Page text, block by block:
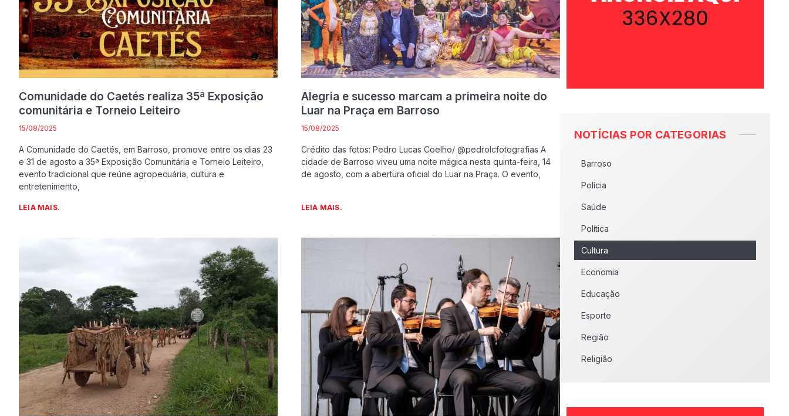
Comunidade do Caetés realiza 35ª Exposição
comunitária e Torneio Leiteiro
15/08/2025
A Comunidade do Caetés, em Barroso, promove entre os dias 23
e 31 de agosto a 35ª Exposição Comunitária e Torneio Leiteiro,
evento tradicional que reúne agropecuária, cultura e
entretenimento,
LEIA MAIS.
Alegria e sucesso marcam a primeira noite do
Luar na Praça em Barroso
15/08/2025
Crédito das fotos: Pedro Lucas Coelho/ @pedrolcfotografias A
cidade de Barroso viveu uma noite mágica nesta quinta-feira, 14
de agosto, com a abertura oficial do Luar na Praça. O evento,
LEIA MAIS.
NOTÍCIAS POR CATEGORIAS
Barroso
Polícia
Saúde
Política
Cultura
Economia
Educação
Esporte
Região
Religião